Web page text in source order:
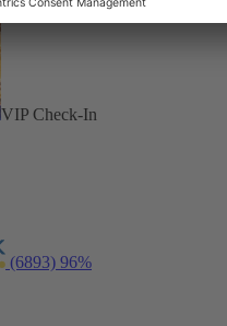
VIP Check-In
(6893) 96%